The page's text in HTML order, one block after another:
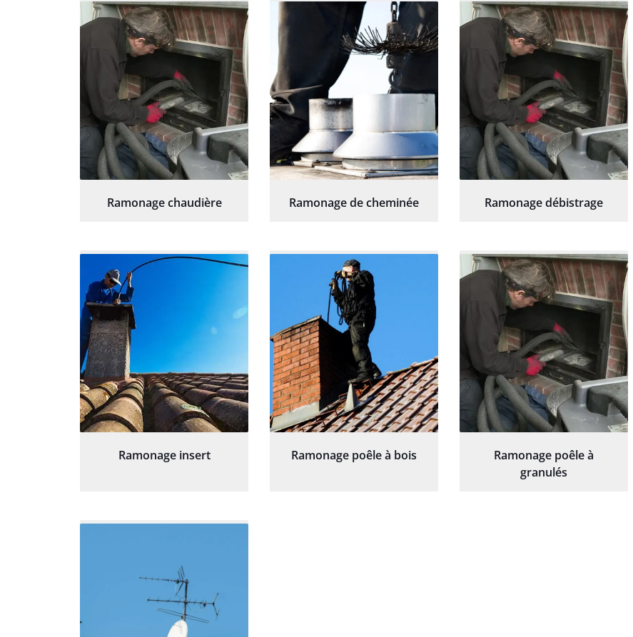
Ramonage chaudière Ramonage de cheminée Ramonage débistrage
Ramonage insert Ramonage poêle à bois
Ramonage poêle à
granulés
Intervention rapide et très
propre pour le ramonage
débistrage. On sent tout de
suite la différence au niveau
du tirage. Très satisfait.
Intervention très efficace
pour le ramonage débistrage
de ma cheminée. Le tirage
est nettement meilleur et
plus aucune odeur. Travail
propre et rapide.